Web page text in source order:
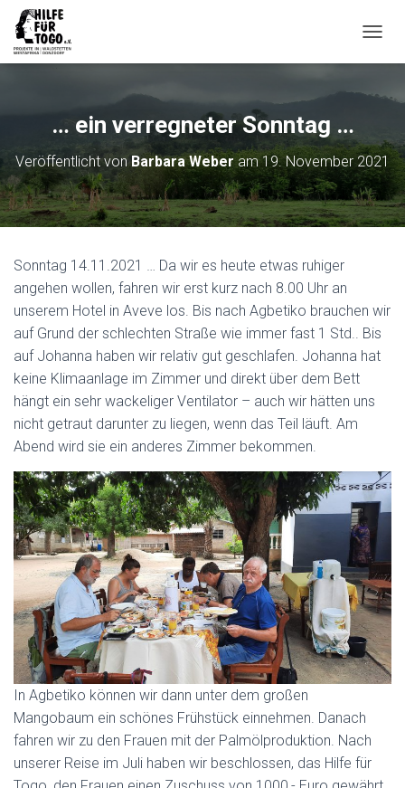
A
I
T
I
O
N
U
T
E
… ein verregneter Sonntag …
Veröffentlicht von Barbara Weber am19. November 2021
Sonntag 14.11.2021 … Da wir es heute etwas ruhiger
angehen wollen, fahren wir erst kurz nach 8.00 Uhr an
unserem Hotel in Aveve los. Bis nach Agbetiko brauchen wir
auf Grund der schlechten Straße wie immer fast 1 Std.. Bis
auf Johanna haben wir relativ gut geschlafen. Johanna hat
keine Klimaanlage im Zimmer und direkt über dem Bett
hängt ein sehr wackeliger Ventilator – auch wir hätten uns
nicht getraut darunter zu liegen, wenn das Teil läuft. Am
Abend wird sie ein anderes Zimmer bekommen.
In Agbetiko können wir dann unter dem großen
Mangobaum ein schönes Frühstück einnehmen. Danach
fahren wir zu den Frauen mit der Palmölproduktion. Nach
unserer Reise im Juli haben wir beschlossen, das Hilfe für